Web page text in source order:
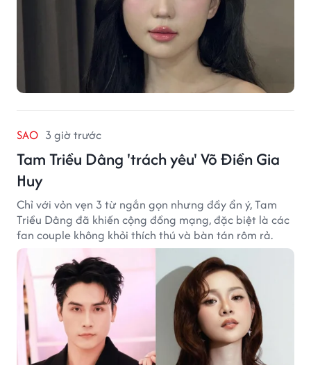
SAO 3 giờ trước
Tam Triều Dâng 'trách yêu' Võ Điền Gia
Huy
Chỉ với vỏn vẹn 3 từ ngắn gọn nhưng đầy ẩn ý, Tam
Triều Dâng đã khiến cộng đồng mạng, đặc biệt là các
fan couple không khỏi thích thú và bàn tán rôm rả.